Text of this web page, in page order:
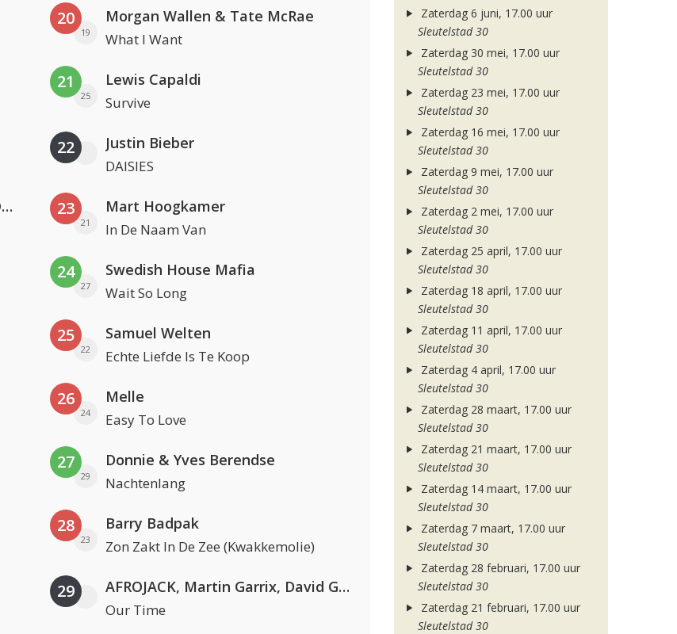
Lustrum U.V.S.V/N.V.V.S.U. & ANNO ONS & Jopke van Dobbenburgh & Roeland Beelen
20
19
Morgan Wallen & Tate McRae
What I Want
21
25
Lewis Capaldi
Survive
22 Justin Bieber
DAISIES
23
21
Mart Hoogkamer
In De Naam Van
24
27
Swedish House Mafia
Wait So Long
25
22
Samuel Welten
Echte Liefde Is Te Koop
26
24
Melle
Easy To Love
27
29
Donnie & Yves Berendse
Nachtenlang
28
23
Barry Badpak
Zon Zakt In De Zee (Kwakkemolie)
29 AFROJACK, Martin Garrix, David Guetta & Amél
Our Time
Zaterdag 6 juni, 17.00 uur
Sleutelstad 30
Zaterdag 30 mei, 17.00 uur
Sleutelstad 30
Zaterdag 23 mei, 17.00 uur
Sleutelstad 30
Zaterdag 16 mei, 17.00 uur
Sleutelstad 30
Zaterdag 9 mei, 17.00 uur
Sleutelstad 30
Zaterdag 2 mei, 17.00 uur
Sleutelstad 30
Zaterdag 25 april, 17.00 uur
Sleutelstad 30
Zaterdag 18 april, 17.00 uur
Sleutelstad 30
Zaterdag 11 april, 17.00 uur
Sleutelstad 30
Zaterdag 4 april, 17.00 uur
Sleutelstad 30
Zaterdag 28 maart, 17.00 uur
Sleutelstad 30
Zaterdag 21 maart, 17.00 uur
Sleutelstad 30
Zaterdag 14 maart, 17.00 uur
Sleutelstad 30
Zaterdag 7 maart, 17.00 uur
Sleutelstad 30
Zaterdag 28 februari, 17.00 uur
Sleutelstad 30
Zaterdag 21 februari, 17.00 uur
Sleutelstad 30